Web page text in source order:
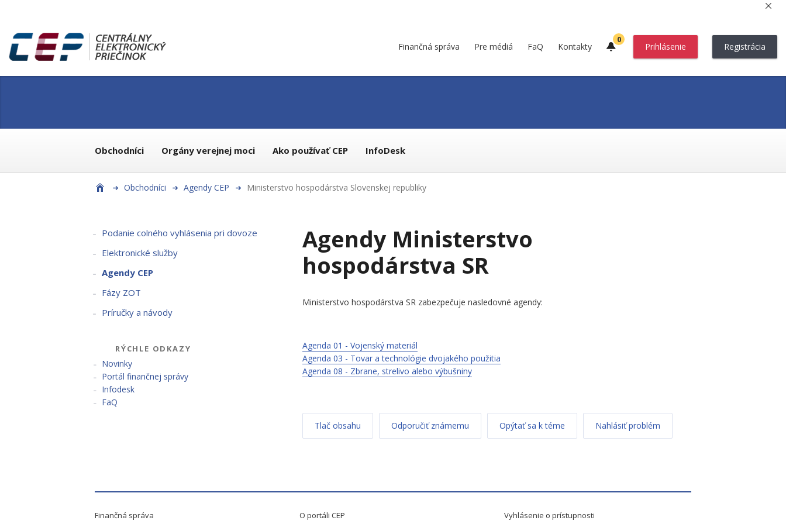
Finančná správa Pre médiá FaQ Kontakty
0
Prihlásenie Registrácia
Obchodníci Orgány verejnej moci Ako používať CEP InfoDesk
Obchodníci Agendy CEP Ministerstvo hospodárstva Slovenskej republiky
Podanie colného vyhlásenia pri dovoze
Elektronické služby
Agendy CEP
Fázy ZOT
Príručky a návody
RÝCHLE ODKAZY
Novinky
Portál finančnej správy
Infodesk
FaQ
Agendy Ministerstvo
hospodárstva SR
Ministerstvo hospodárstva SR zabezpečuje nasledovné agendy:
Agenda 01 - Vojenský materiál
Agenda 03 - Tovar a technológie dvojakého použitia
Agenda 08 - Zbrane, strelivo alebo výbušniny
Tlač obsahu Odporučiť známemu Opýtať sa k téme Nahlásiť problém
Finančná správa
O portáli CEP
Vyhlásenie o prístupnosti